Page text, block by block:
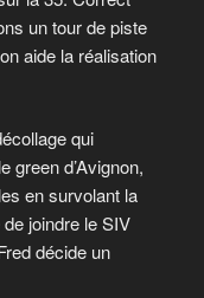
un tour de piste
aide la réalisation
qui
green d’Avignon,
en survolant la
joindre le SIV
décide un